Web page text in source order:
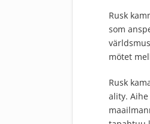
Rusk
som
mötet
Rusk
ality.